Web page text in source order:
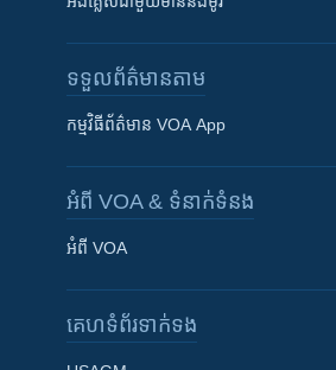
ទទួល​ព័ត៌មាន​តាម
កម្មវិធី​ព័ត៌មាន VOA App
អំពី​ VOA & ទំនាក់ទំនង
អំពី​ VOA
គេហទំព័រ​​ទាក់ទង